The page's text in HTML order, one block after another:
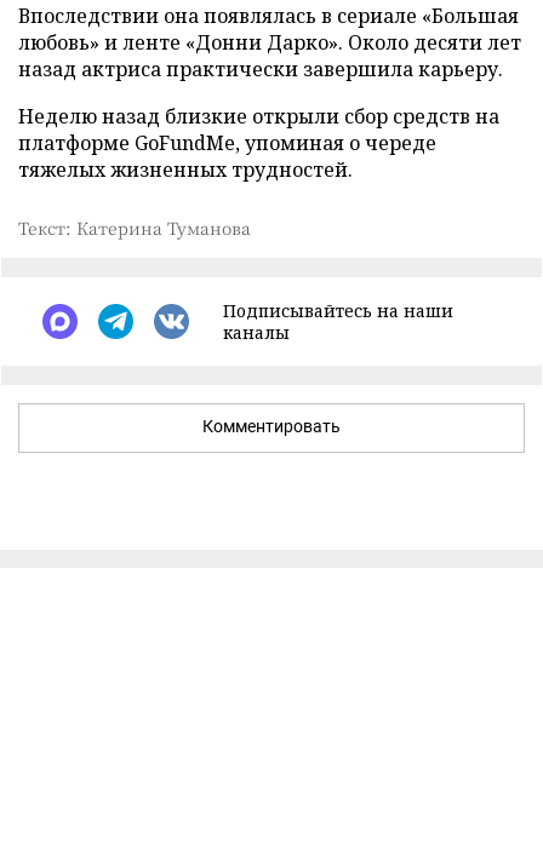
Впоследствии она появлялась в сериале «Большая
любовь» и ленте «Донни Дарко». Около десяти лет
назад актриса практически завершила карьеру.
Неделю назад близкие открыли сбор средств на
платформе GoFundMe, упоминая о череде
тяжелых жизненных трудностей.
Текст: Катерина Туманова
Подписывайтесь на наши
каналы
Комментировать